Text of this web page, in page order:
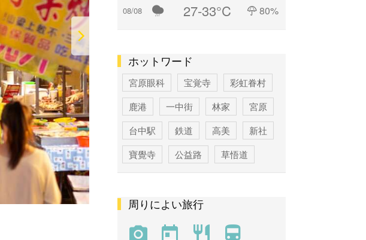
08/08 27-33°C 80%
ホットワード
宮原眼科 宝覚寺
彩虹眷村
鹿港
一中街 林家
宮原
台中駅
鉄道 高美
新社
寶覺寺
公益路
草悟道
彩虹
新社花海
周りによい旅行